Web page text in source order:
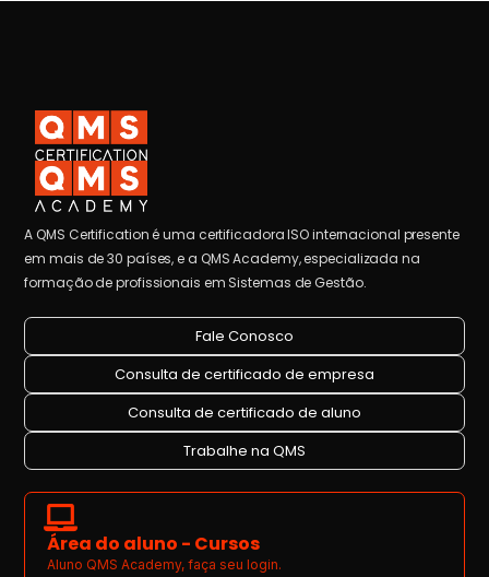
A QMS Certification é uma certificadora ISO internacional presente
em mais de 30 países, e a QMS Academy, especializada na
formação de profissionais em Sistemas de Gestão.
Fale Conosco
Consulta de certificado de empresa
Consulta de certificado de aluno
Trabalhe na QMS
Área do aluno - Cursos
Aluno QMS Academy, faça seu login.